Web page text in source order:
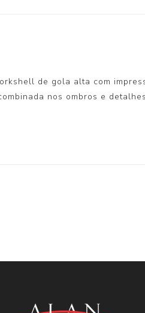
de gola alta com
nos ombros e